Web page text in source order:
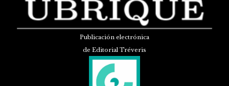
Publicación electrónica
de Editorial Tréveris